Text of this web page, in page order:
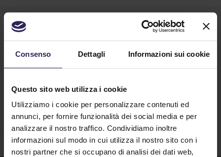
Consenso Dettagli Informazioni sui cookie
Questo sito web utilizza i cookie
Utilizziamo i cookie per personalizzare contenuti ed
annunci, per fornire funzionalità dei social media e per
analizzare il nostro traffico. Condividiamo inoltre
informazioni sul modo in cui utilizza il nostro sito con i
nostri partner che si occupano di analisi dei dati web,
Lavora con noi
Contatti